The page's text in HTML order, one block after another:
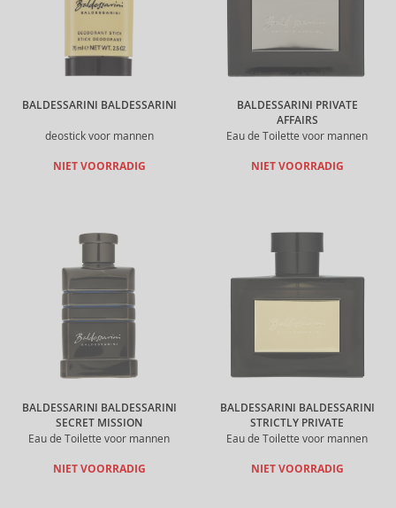
BALDESSARINI BALDESSARINI
deostick voor mannen
NIET VOORRADIG
BALDESSARINI PRIVATE
AFFAIRS
Eau de Toilette voor mannen
NIET VOORRADIG
BALDESSARINI BALDESSARINI
SECRET MISSION
Eau de Toilette voor mannen
NIET VOORRADIG
BALDESSARINI BALDESSARINI
STRICTLY PRIVATE
Eau de Toilette voor mannen
NIET VOORRADIG